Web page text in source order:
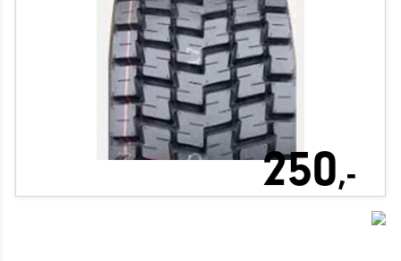
250,-